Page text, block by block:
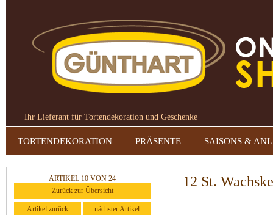
Ihr Lieferant für Tortendekoration und Geschenke
TORTENDEKORATION PRÄSENTE SAISONS &
ARTIKEL 10 VON 24
Zurück zur Übersicht
Artikel zurück nächster Artikel
12 St.